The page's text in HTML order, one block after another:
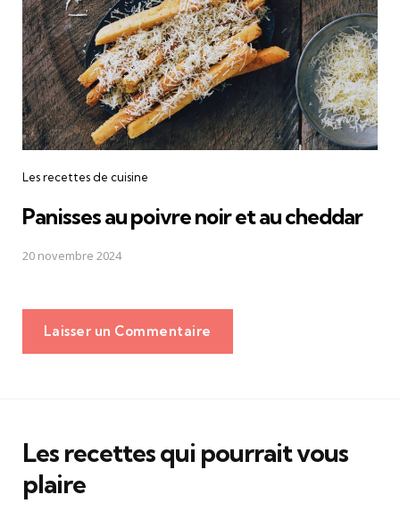
Les recettes de cuisine
Panisses au poivre noir et au cheddar
20 novembre 2024
Laisser un Commentaire
Les recettes qui pourrait vous
plaire